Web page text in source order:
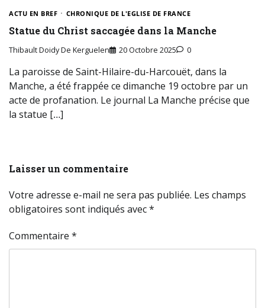
ACTU EN BREF CHRONIQUE DE L'EGLISE DE FRANCE
Statue du Christ saccagée dans la Manche
Thibault Doidy De Kerguelen 20 Octobre 2025 0
La paroisse de Saint-Hilaire-du-Harcouët, dans la
Manche, a été frappée ce dimanche 19 octobre par un
acte de profanation. Le journal La Manche précise que
la statue […]
Laisser un commentaire
Votre adresse e-mail ne sera pas publiée. Les champs
obligatoires sont indiqués avec*
Commentaire *